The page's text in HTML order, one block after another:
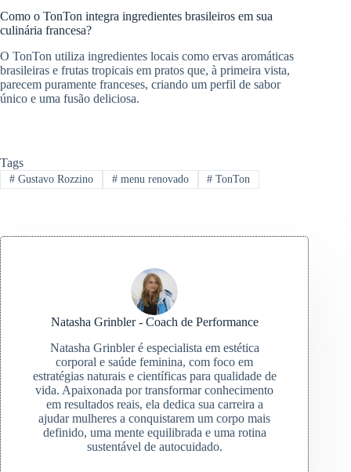
Como o TonTon integra ingredientes brasileiros em sua
culinária francesa?
O TonTon utiliza ingredientes locais como ervas aromáticas
brasileiras e frutas tropicais em pratos que, à primeira vista,
parecem puramente franceses, criando um perfil de sabor
único e uma fusão deliciosa.
Tags
#Gustavo Rozzino #menu renovado # TonTon
Natasha Grinbler - Coach de Performance
Natasha Grinbler é especialista em estética
corporal e saúde feminina, com foco em
estratégias naturais e científicas para qualidade de
vida. Apaixonada por transformar conhecimento
em resultados reais, ela dedica sua carreira a
ajudar mulheres a conquistarem um corpo mais
definido, uma mente equilibrada e uma rotina
sustentável de autocuidado.